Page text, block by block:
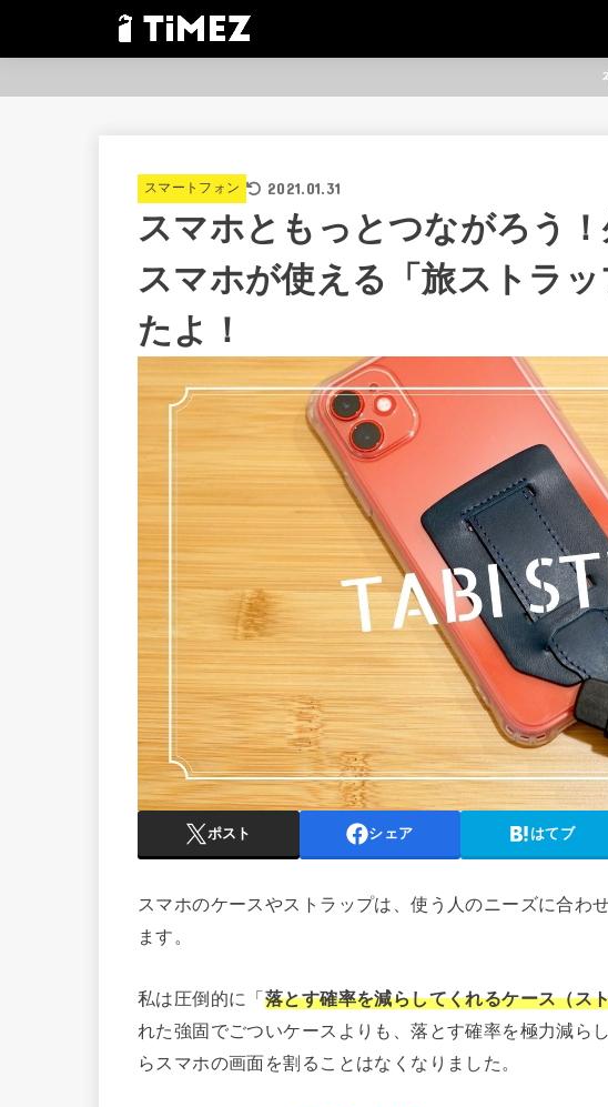
スマートフォン 2021.01.31
スマホともっとつながろう
スマホが使える「旅ストラ
たよ！
ポスト シェア はてブ
スマホのケースやストラップは、使う人のニーズに合わ
ます。
私は圧倒的に「落とす確率を減らしてくれるケース（ス
れた強固でごついケースよりも、落とす確率を極力減ら
らスマホの画面を割ることはなくなりました。